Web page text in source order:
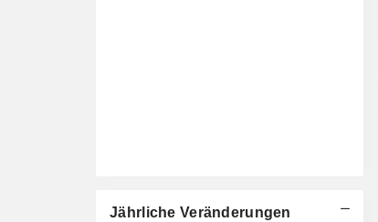
Jährliche Veränderungen